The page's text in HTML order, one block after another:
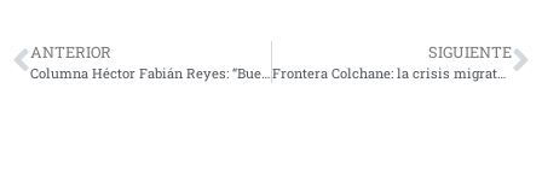
ANTERIOR SIGUIENTE
Frontera Colchane: la crisis migratoria que desbordó al Gobierno de Sebastián Piñera